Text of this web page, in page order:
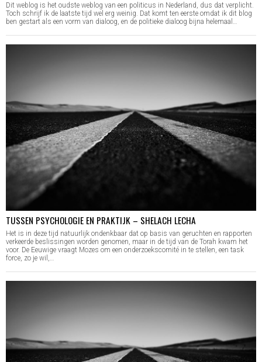
Dit weblog is het oudste weblog van een politicus in Nederland, dus dat verplicht.
Toch schrijf ik de laatste tijd wel erg weinig. Dat komt ten eerste omdat ik dit blog
ben gestart als een vorm van dialoog, en de politieke dialoog bijna helemaal…
TUSSEN PSYCHOLOGIE EN PRAKTIJK – SHELACH LECHA
Het is in deze tijd natuurlijk ondenkbaar dat op basis van geruchten en rapporten
verkeerde beslissingen worden genomen, maar in de tijd van de Torah kwam het
voor. De Eeuwige vraagt Mozes om een onderzoekscomité in te stellen, een task
force, zo je wil,…